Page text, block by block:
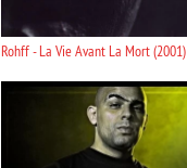
Rohff - La Vie Avant La Mort (2001)